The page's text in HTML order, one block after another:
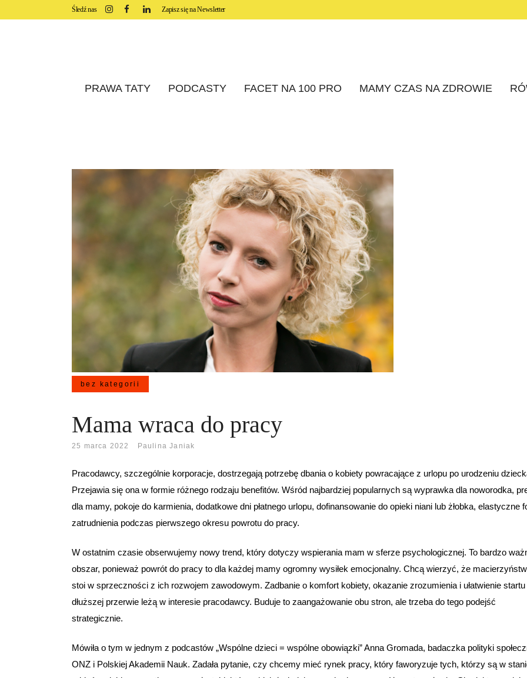
Śledź nas Zapisz się na Newsletter
PRAWA TATY PODCASTY FACET NA 100 PRO MAMY CZAS NA ZDROWIE
bez kategorii
Mama wraca do pracy
25 marca 2022 Paulina Janiak
Pracodawcy, szczególnie korporacje, dostrzegają potrzebę dbania o kobiety powracające z urlopu po urodzeniu
Przejawia się ona w formie różnego rodzaju benefitów. Wśród najbardziej popularnych są wyprawka dla noworodka,
dla mamy, pokoje do karmienia, dodatkowe dni płatnego urlopu, dofinansowanie do opieki niani lub żłobka, elastyczne
zatrudnienia podczas pierwszego okresu powrotu do pracy.
W ostatnim czasie obserwujemy nowy trend, który dotyczy wspierania mam w sferze psychologicznej. To bardzo
obszar, ponieważ powrót do pracy to dla każdej mamy ogromny wysiłek emocjonalny. Chcą wierzyć, że
stoi w sprzeczności z ich rozwojem zawodowym. Zadbanie o komfort kobiety, okazanie zrozumienia i ułatwienie startu
dłuższej przerwie leżą w interesie pracodawcy. Buduje to zaangażowanie obu stron, ale trzeba do tego podejść
strategicznie.
Mówiła o tym w jednym z podcastów „Wspólne dzieci = wspólne obowiązki” Anna Gromada, badaczka polityki
ONZ i Polskiej Akademii Nauk. Zadała pytanie, czy chcemy mieć rynek pracy, który faworyzuje tych, którzy są w